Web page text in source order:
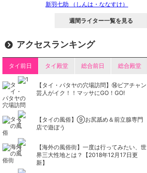
新羽七助 （しんは・ななすけ）
週間ライター一覧を見る
アクセスランキング
タイ前日 タイ殿堂 総合前日 総合殿堂
【タイ・パタヤの穴場訪問】⑭ビアチャン
芸人がイク！！マッサにGO！GO!
【タイの風俗】​⑨お尻舐め＆前立腺専門
店で遊ぼう
【海外の風俗街】一度は行ってみたい、世
界三大性地とは？【2018年12月17日更
新】